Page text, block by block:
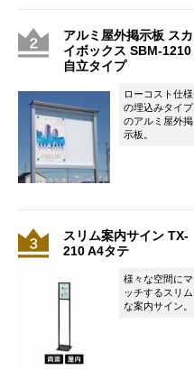
アルミ屋外掲示板 スカ
イボックス SBM-1210
自立タイプ
ローコスト仕様
の埋込みタイプ
のアルミ屋外掲
示板。
スリム案内サイン TX-
210 A4タテ
様々な空間にマ
ッチするスリム
な案内サイン。